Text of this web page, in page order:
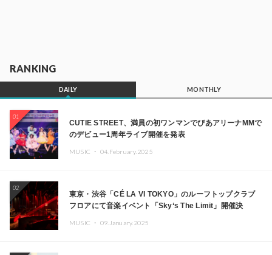
RANKING
DAILY MONTHLY
01
CUTIE STREET、満員の初ワンマンでぴあアリーナMMで
のデビュー1周年ライブ開催を発表
MUSIC ・ 04.February.2025
02
東京・渋谷「CÉ LA VI TOKYO」のルーフトップクラブ
フロアにて音楽イベント「Sky‘s The Limit」開催決
Kza（FORCE OF NATURE）ら日本を代表するDJ・クリ
MUSIC ・ 09.January.2025